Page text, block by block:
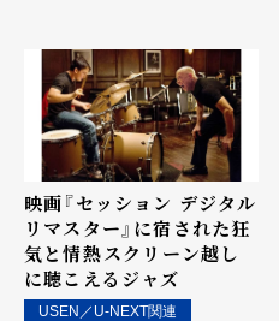
映画『セッション デジタル
リマスター』に宿された狂
気と情熱――スクリーン越し
に聴こえるジャズ
USEN／U-NEXT関連